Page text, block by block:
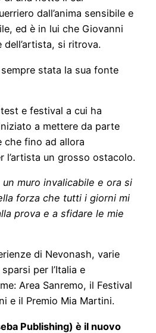
dall’anima sensibile e
ed è in lui che Giovanni
si ritrova.
stata la sua fonte
e festival a cui ha
a mettere da parte
che fino ad allora
l’artista un grosso ostacolo.
un muro invalicabile e ora si
forza che tutti i giorni mi
prova e a sfidare le mie
di Nevonash, varie
per l’Italia e
Area Sanremo, il Festival
e il Premio Mia Martini.
Publishing) è il nuovo